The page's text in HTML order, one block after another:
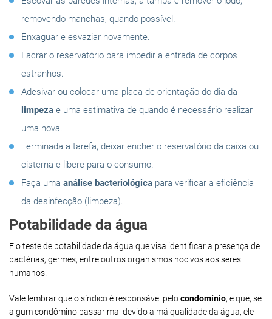
removendo manchas, quando possível.
Enxaguar e esvaziar novamente.
Lacrar o reservatório para impedir a entrada de corpos
estranhos.
Adesivar ou colocar uma placa de orientação do dia da
limpeza e uma estimativa de quando é necessário realizar
uma nova.
Terminada a tarefa, deixar encher o reservatório da caixa ou
cisterna e libere para o consumo.
Faça uma análise bacteriológica para verificar a eficiência
da desinfecção (limpeza).
Potabilidade da água
E o teste de potabilidade da água que visa identificar a presença de
bactérias, germes, entre outros organismos nocivos aos seres
humanos.
Vale lembrar que o síndico é responsável pelocondomínio, e que, se
algum condômino passar mal devido a má qualidade da água, ele